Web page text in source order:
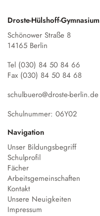
Droste-Hülshoff-Gymnasium
Schönower Straße 8
14165 Berlin
Tel (030) 84 50 84 66
Fax (030) 84 50 84 68
schulbuero@droste-berlin.de
Schulnummer: 06Y02
Navigation
Unser Bildungsbegriff
Schulprofil
Fächer
Arbeitsgemeinschaften
Kontakt
Unsere Neuigkeiten
Impressum